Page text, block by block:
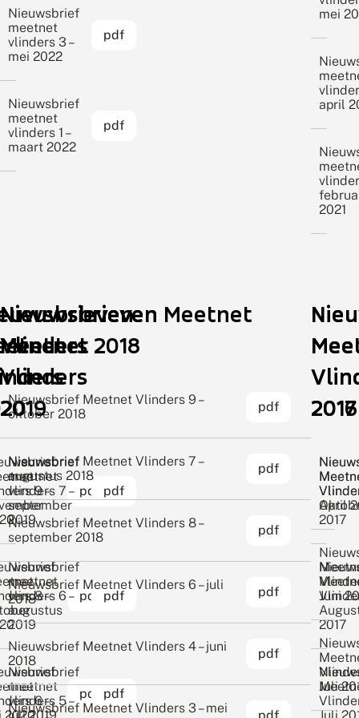
Nieuwsbrief
meetnet
vlinders 3 –
mei 2022
pdf
Nieuwsbrief
meetnet
vlinders 1 –
maart 2022
pdf
mei
april
2021
9 –
pdf
8 –
pdf
6 –
2020
pdf
Nieuwsbrieven
Meetnet
Vlinders
2019
Nieuwsbrief
meetnet
vlinders 7 –
september
2019
pdf
Nieuwsbrief
meetnet
vlinders 6 –
augustus
2019
pdf
Nieuwsbrief
meetnet
vlinders 5 –
juli 2019
pdf
Nieuwsbrieven Meetnet
Vlinders 2018
Nieuwsbrief Meetnet Vlinders 9 –
oktober 2018
pdf
Nieuwsbrief Meetnet Vlinders 7 –
augustus 2018
pdf
Nieuwsbrief Meetnet Vlinders 8 –
september 2018
pdf
Nieuwsbrief Meetnet Vlinders 6 – juli
2018
pdf
Nieuwsbrief Meetnet Vlinders 4 – juni
2018
pdf
Nieuwsbrief Meetnet Vlinders 3 – mei
pdf
2017
2017
2017
Juli
2016
April
Juni
Juli